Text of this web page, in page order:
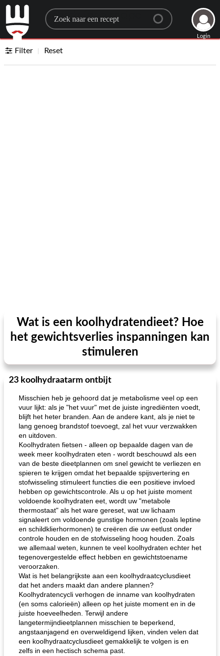
Search for a recipe
Login
Filter Reset
Wat is een koolhydratendieet? Hoe
het gewichtsverlies inspanningen kan
stimuleren
23 koolhydraatarm ontbijt
Misschien heb je gehoord dat je metabolisme veel op een
vuur lijkt: als je "het vuur" met de juiste ingrediënten voedt,
blijft het heter branden. Aan de andere kant, als je niet te
lang genoeg brandstof toevoegt, zal het vuur verzwakken
en uitdoven.
Koolhydraten fietsen - alleen op bepaalde dagen van de
week meer koolhydraten eten - wordt beschouwd als een
van de beste dieetplannen om snel gewicht te verliezen en
spieren te krijgen omdat het bepaalde spijsvertering en
stofwisseling stimuleert functies die een positieve invloed
hebben op gewichtscontrole. Als u op het juiste moment
voldoende koolhydraten eet, wordt uw "metabole
thermostaat" als het ware gereset, wat uw lichaam
signaleert om voldoende gunstige hormonen (zoals leptine
en schildklierhormonen) te creëren die uw eetlust onder
controle houden en de stofwisseling hoog houden. Zoals
we allemaal weten, kunnen te veel koolhydraten echter het
tegenovergestelde effect hebben en gewichtstoename
veroorzaken.
Wat is het belangrijkste aan een koolhydraatcyclusdieet
dat het anders maakt dan andere plannen?
Koolhydratencycli verhogen de inname van koolhydraten
(en soms calorieën) alleen op het juiste moment en in de
juiste hoeveelheden. Terwijl andere
langetermijndieetplannen misschien te beperkend,
angstaanjagend en overweldigend lijken, vinden velen dat
een koolhydraatcyclusdieet gemakkelijk te volgen is en
zelfs in een hectisch schema past.